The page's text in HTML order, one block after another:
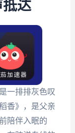
达
一排排灰色叹
香》，是父亲
陪伴入眠的